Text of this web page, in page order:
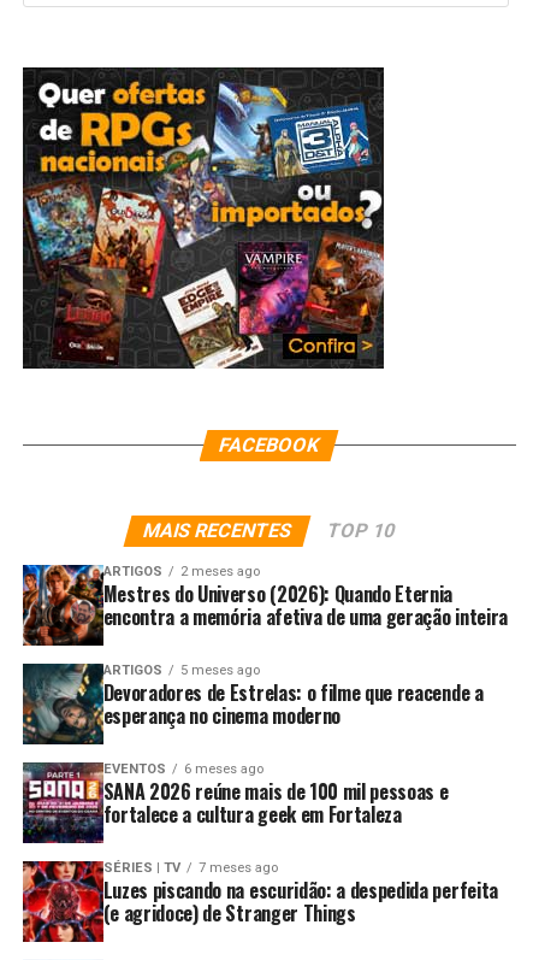
FACEBOOK
MAIS RECENTES TOP 10
ARTIGOS 2 meses ago
Mestres do Universo (2026): Quando Eternia
encontra a memória afetiva de uma geração inteira
ARTIGOS 5 meses ago
Devoradores de Estrelas: o filme que reacende a
esperança no cinema moderno
EVENTOS 6 meses ago
SANA 2026 reúne mais de 100 mil pessoas e
fortalece a cultura geek em Fortaleza
SÉRIES | TV 7 meses ago
Luzes piscando na escuridão: a despedida perfeita
(e agridoce) de Stranger Things